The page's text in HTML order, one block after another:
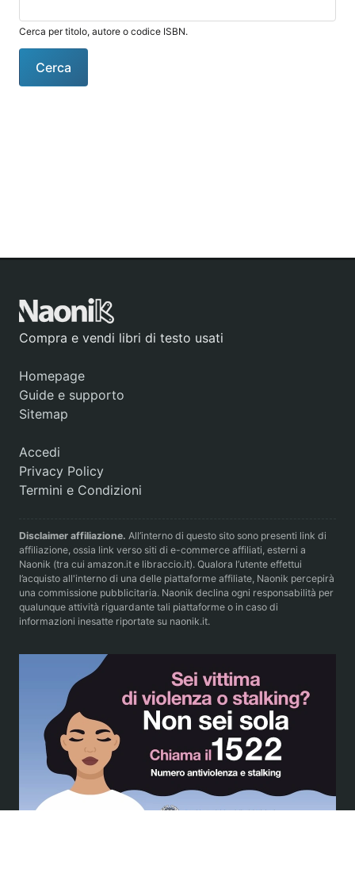
Cerca per titolo, autore o codice ISBN.
Compra e vendi libri di testo usati
Homepage
Guide e supporto
Sitemap
Accedi
Privacy Policy
Termini e Condizioni